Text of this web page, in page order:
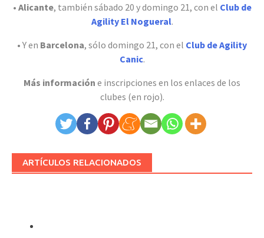
• Alicante, también sábado 20 y domingo 21, con el Club de
Agility El Nogueral.
• Y en Barcelona, sólo domingo 21, con el Club de Agility
Canic.
Más información e inscripciones en los enlaces de los
clubes (en rojo).
ARTÍCULOS RELACIONADOS